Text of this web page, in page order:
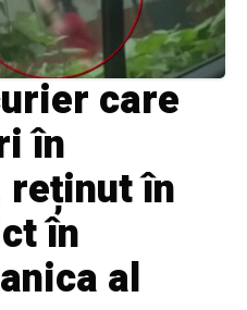
care
în
în
în
al